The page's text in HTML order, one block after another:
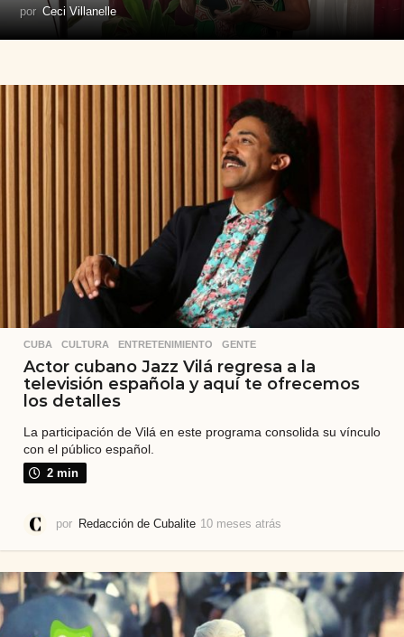
por Ceci Villanelle
CUBA ,CULTURA ,ENTRETENIMIENTO ,GENTE
Actor cubano Jazz Vilá regresa a la
televisión española y aquí te ofrecemos
los detalles
La participación de Vilá en este programa consolida su vínculo
con el público español.
2 min
por Redacción de Cubalite 10 meses atrás
e
s